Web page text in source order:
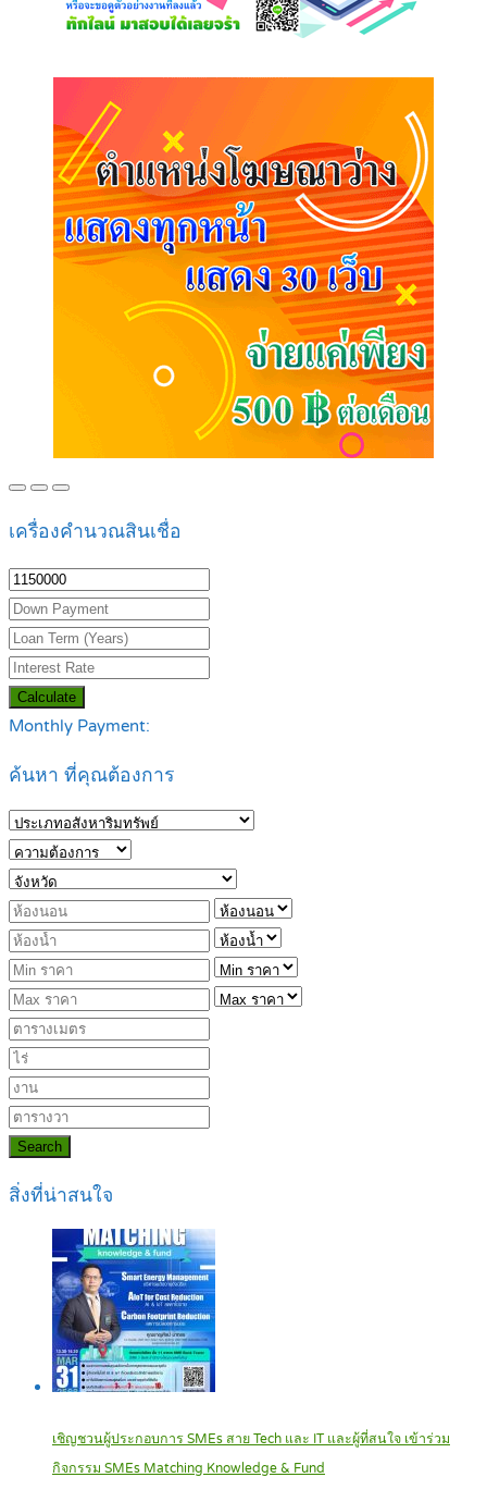
เครื่องคำนวณสินเชื่อ
Calculate
Monthly Payment:
ค้นหา ที่คุณต้องการ
Search
สิ่งที่น่าสนใจ
เชิญชวนผู้ประกอบการ SMEs สาย Tech และ IT และผู้ที่สนใจ เข้าร่วม
กิจกรรม SMEs Matching Knowledge & Fund